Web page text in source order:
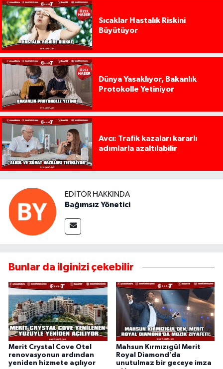
Sıcaklar Hastalık Riskini
Büyütüyor
Dünya Yasaklıyor, Bakanlık
Protokolle Yetiniyor
Avcı: Trafik kazaları kararlı
adımlarla azaltılabilir
EDITÖR HAKKINDA
Bağımsız Yönetici
Bunlar da ilginizi çekebilir
Merit Crystal Cove Otel
renovasyonun ardından
yeniden hizmete açılıyor
Mahsun Kırmızıgül Merit
Royal Diamond’da
unutulmaz bir geceye imza